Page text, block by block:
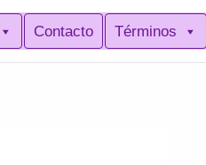
Contacto Términos